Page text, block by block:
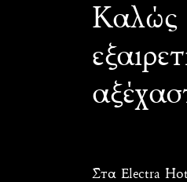
Καλώς
Στα Electra